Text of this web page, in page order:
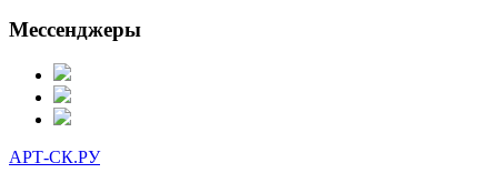
Мессенджеры
АРТ-СК.РУ